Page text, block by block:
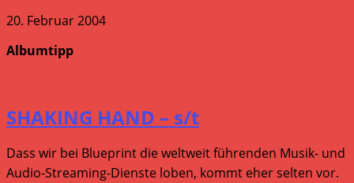
20. Februar 2004
Albumtipp
SHAKING HAND – s/t
Dass wir bei Blueprint die weltweit führenden Musik- und
Audio-Streaming-Dienste loben, kommt eher selten vor.